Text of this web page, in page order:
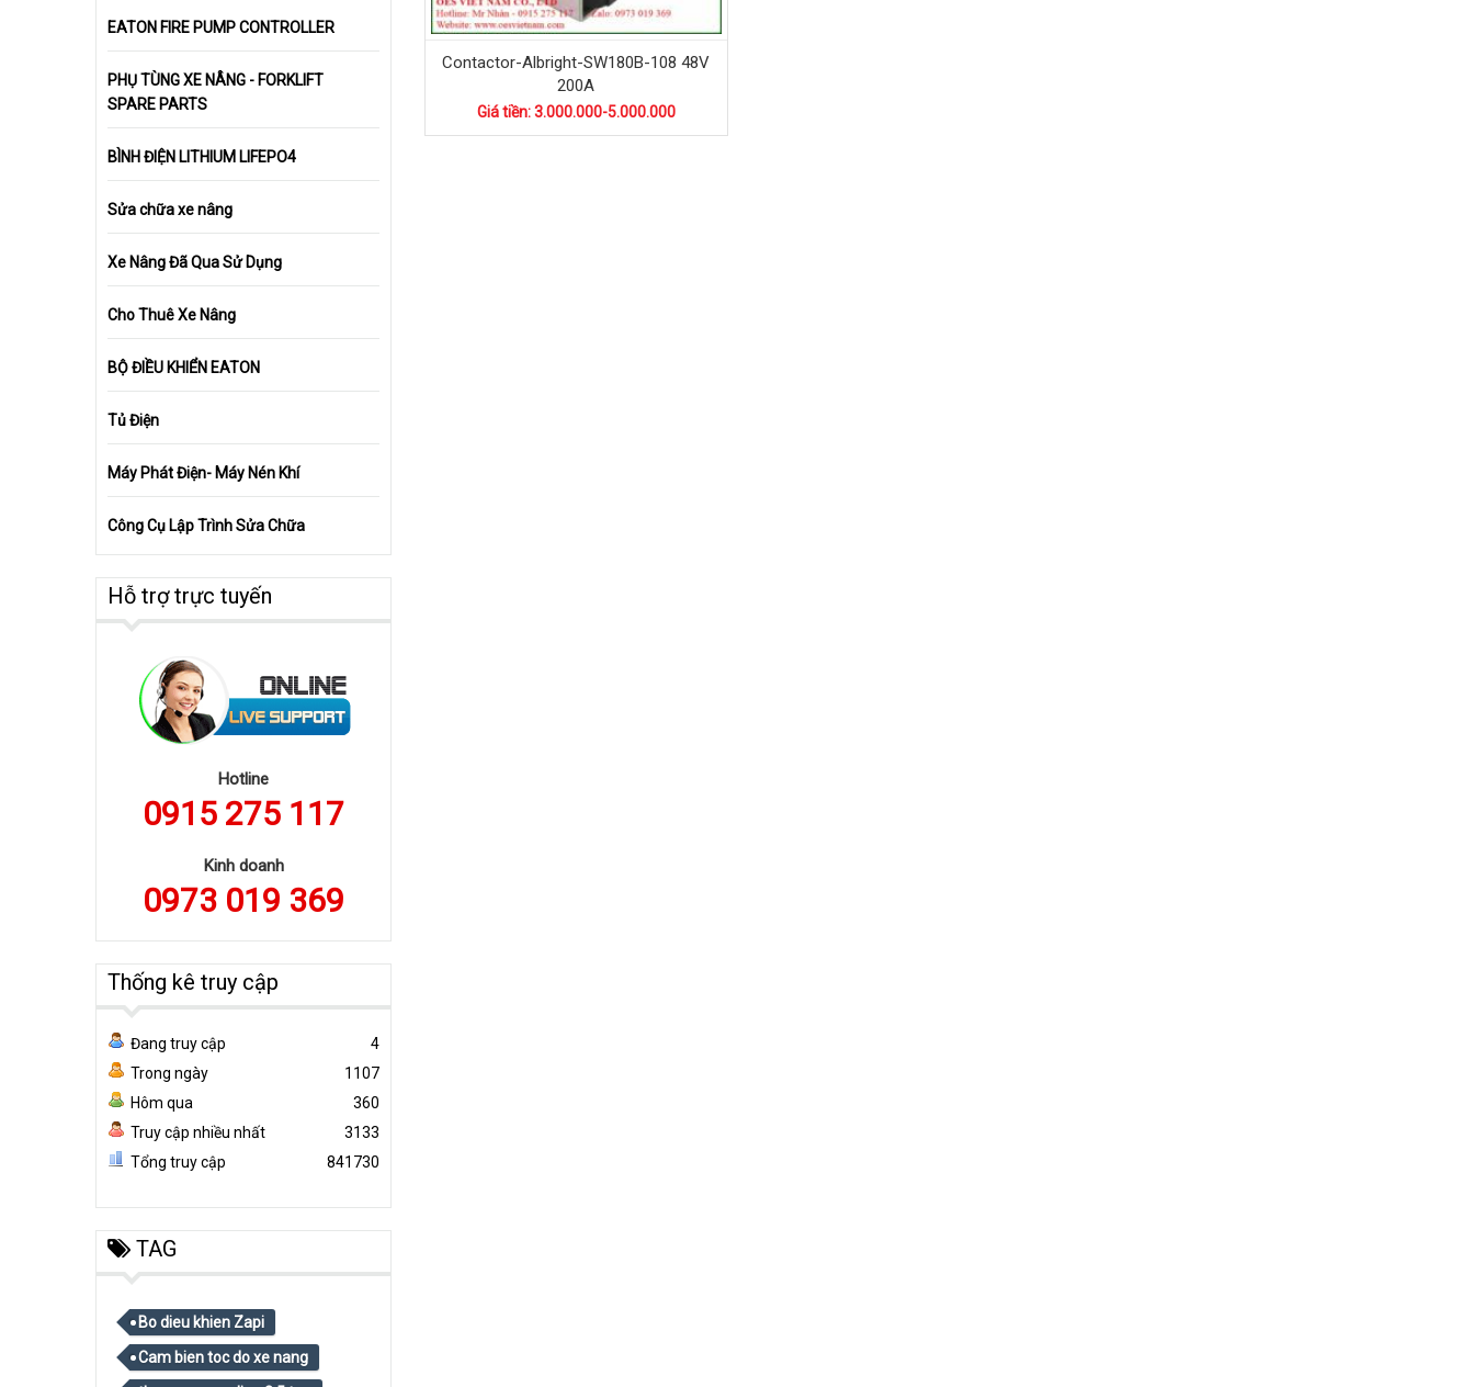
Contactor-Albright-SW180B-108 48V
200A
Giá tiền: 3.000.000-5.000.000
EATON FIRE PUMP CONTROLLER
PHỤ TÙNG XE NÂNG - FORKLIFT
SPARE PARTS
BÌNH ĐIỆN LITHIUM LIFEPO4
Sửa chữa xe nâng
Xe Nâng Đã Qua Sử Dụng
Cho Thuê Xe Nâng
BỘ ĐIỀU KHIỂN EATON
Tủ Điện
Máy Phát Điện- Máy Nén Khí
Công Cụ Lập Trình Sửa Chữa
Hỗ trợ trực tuyến
Hotline
0915 275 117
Kinh doanh
0973 019 369
Thống kê truy cập
Đang truy cập
4
Trong ngày
1107
Hôm qua
360
Truy cập nhiều nhất
3133
Tổng truy cập
841730
TAG
Bo dieu khien Zapi
Cam bien toc do xe nang